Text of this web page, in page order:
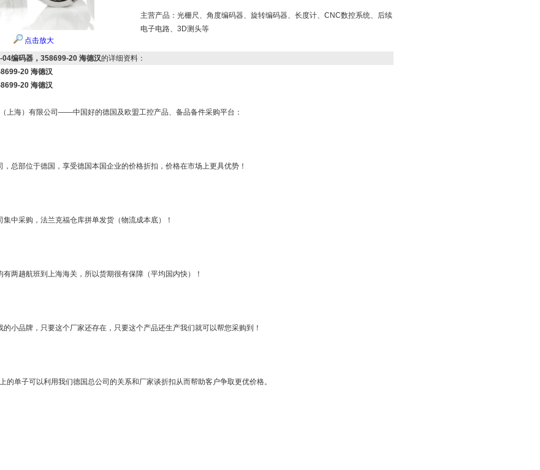
点击放大
主营产品：光栅尺、角度编码器、旋转编码器、长度计、CNC数控系统、后续
电子电路、3D测头等
编码器，358699-20 海德汉的详细资料：
20 海德汉
20 海德汉
上海）有限公司——中国好的德国及欧盟工控产品、备品备件采购平台：
，总部位于德国，享受德国本国企业的价格折扣，价格在市场上更具优势！
集中采购，法兰克福仓库拼单发货（物流成本底）！
有两趟航班到上海海关，所以货期很有保障（平均国内快）！
的小品牌，只要这个厂家还存在，只要这个产品还生产我们就可以帮您采购到！
的单子可以利用我们德国总公司的关系和厂家谈折扣从而帮助客户争取更优价格。